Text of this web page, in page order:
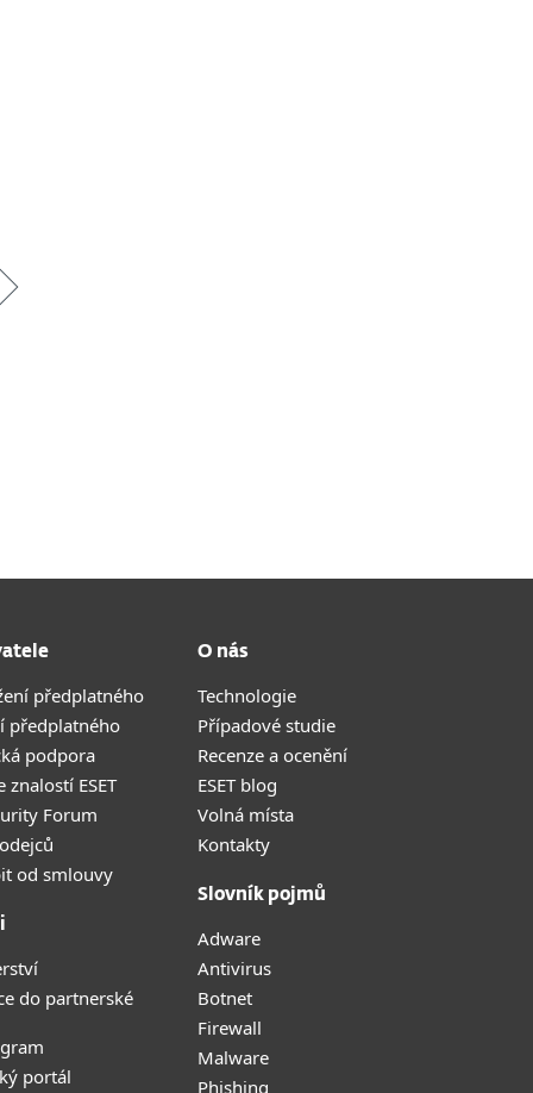
předplatného
předplatného
podpora
znalostí ESET
Forum
od smlouvy
do partnerské
portál
O nás
Technologie
Případové studie
Recenze a ocenění
ESET blog
Volná místa
Kontakty
Slovník pojmů
Adware
Antivirus
Botnet
Firewall
Malware
Phishing